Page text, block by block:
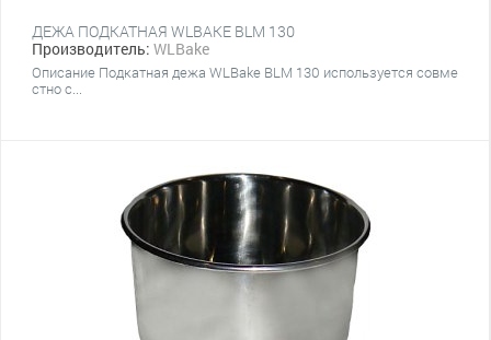
ДЕЖА ПОДКАТНАЯ WLBAKE BLM 130
Производитель: WLBake
Описание Подкатная дежа WLBake BLM 130 используется совме
стно с...